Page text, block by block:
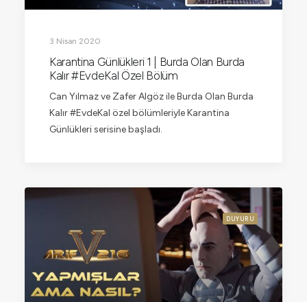
3 Nisan 2020
Karantina Günlükleri 1 | Burda Olan Burda
Kalır #EvdeKal Özel Bölüm
Can Yılmaz ve Zafer Algöz ile Burda Olan Burda
Kalır #EvdeKal özel bölümleriyle Karantina
Günlükleri serisine başladı.
DUYURU